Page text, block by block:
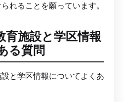
れることを願っています。
育施設と学区情報
る質問